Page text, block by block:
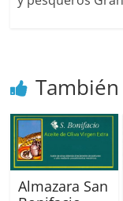
Almazara San